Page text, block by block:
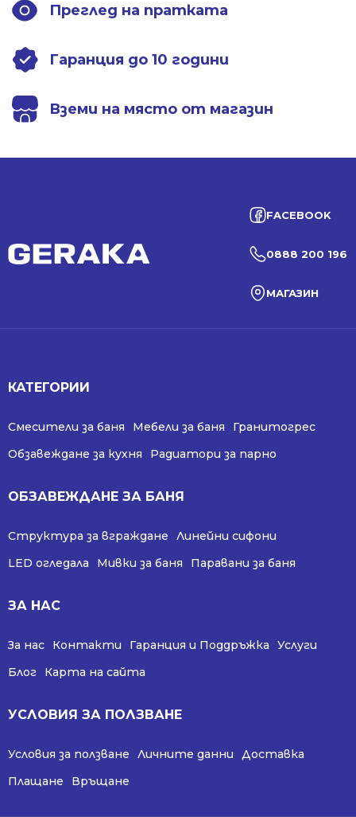
Преглед на пратката
Гаранция до 10 години
Вземи на място от магазин
FACEBOOK
0888 200 196
МАГАЗИН
КАТЕГОРИИ
Смесители за баня Мебели за баня
Гранитогрес
Обзавеждане за кухня
Радиатори за парно
ОБЗАВЕЖДАНЕ ЗА БАНЯ
Структура за вграждане
Линейни сифони
LED огледала
Мивки за баня Паравани за баня
ЗА НАС
За нас Контакти Гаранция и Поддръжка
Услуги
Блог
Карта на сайта
УСЛОВИЯ ЗА ПОЛЗВАНЕ
Условия за ползване Личните данни
Доставка
Плащане
Връщане